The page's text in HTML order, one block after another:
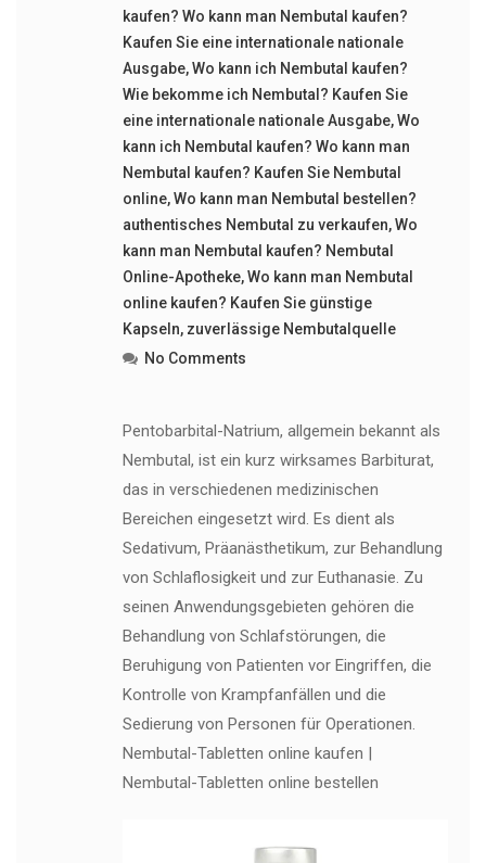
kaufen? Wo kann man Nembutal kaufen?
Kaufen Sie eine internationale nationale
Ausgabe,Wo kann ich Nembutal kaufen?
Wie bekomme ich Nembutal? Kaufen Sie
eine internationale nationale Ausgabe,Wo
kann ich Nembutal kaufen? Wo kann man
Nembutal kaufen? Kaufen Sie Nembutal
online,Wo kann man Nembutal bestellen?
authentisches Nembutal zu verkaufen,Wo
kann man Nembutal kaufen? Nembutal
Online-Apotheke,Wo kann man Nembutal
online kaufen? Kaufen Sie günstige
Kapseln, zuverlässige Nembutalquelle
No Comments
Pentobarbital-Natrium, allgemein bekannt als
Nembutal, ist ein kurz wirksames Barbiturat,
das in verschiedenen medizinischen
Bereichen eingesetzt wird. Es dient als
Sedativum, Präanästhetikum, zur Behandlung
von Schlaflosigkeit und zur Euthanasie. Zu
seinen Anwendungsgebieten gehören die
Behandlung von Schlafstörungen, die
Beruhigung von Patienten vor Eingriffen, die
Kontrolle von Krampfanfällen und die
Sedierung von Personen für Operationen.
Nembutal-Tabletten online kaufen |
Nembutal-Tabletten online bestellen